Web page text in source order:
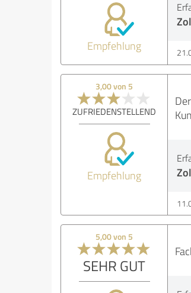
Empfehlung
3,00 von 5
ZUFRIEDENSTELLEND
Empfehlung
5,00 von 5
SEHR GUT